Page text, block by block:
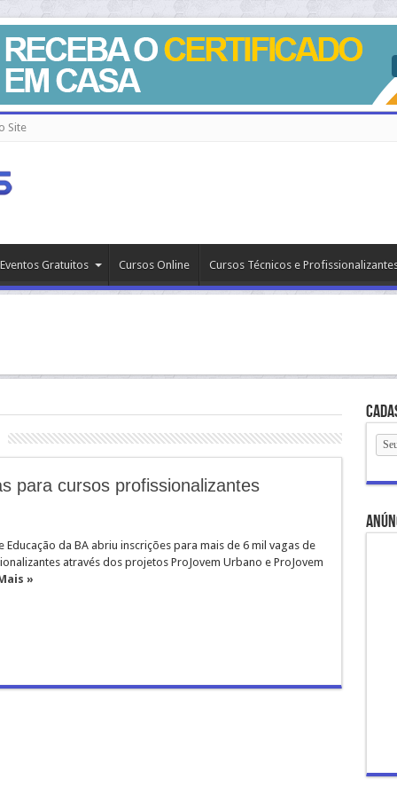
Site
Gratuitos Cursos Online Cursos Técnicos e
para cursos profissionalizantes
Educação da BA abriu inscrições para mais de 6 mil vagas de
através dos projetos ProJovem Urbano e ProJovem
»